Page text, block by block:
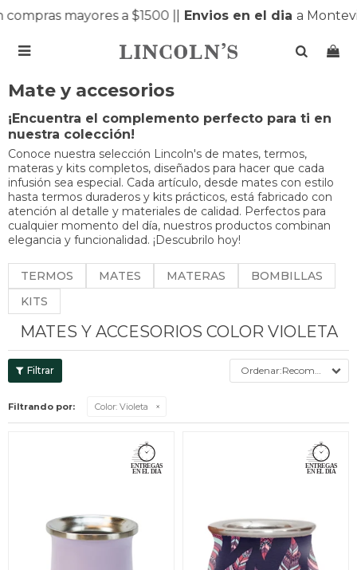
mayores a $1500 ||Envios en el diaa

Mate y accesorios
¡Encuentra el complemento perfecto para ti en
nuestra colección!
Conoce nuestra selección Lincoln's de mates, termos,
materas y kits completos, diseñados para hacer que cada
infusión sea especial. Cada artículo, desde mates con estilo
hasta termos duraderos y kits prácticos, está fabricado con
atención al detalle y materiales de calidad. Perfectos para
cualquier momento del día, nuestros productos combinan
elegancia y funcionalidad. ¡Descubrilo hoy!
TERMOS MATES MATERAS
BOMBILLAS
KITS
MATES Y ACCESORIOS COLOR VIOLETA
Recomendados
Filtrando por: Color: Violeta